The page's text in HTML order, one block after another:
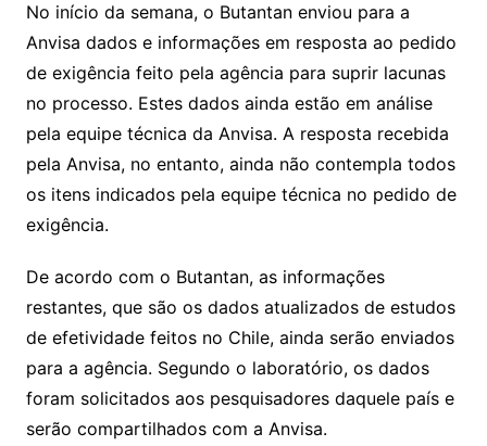
No início da semana, o Butantan enviou para a
Anvisa dados e informações em resposta ao pedido
de exigência feito pela agência para suprir lacunas
no processo. Estes dados ainda estão em análise
pela equipe técnica da Anvisa. A resposta recebida
pela Anvisa, no entanto, ainda não contempla todos
os itens indicados pela equipe técnica no pedido de
exigência.
De acordo com o Butantan, as informações
restantes, que são os dados atualizados de estudos
de efetividade feitos no Chile, ainda serão enviados
para a agência. Segundo o laboratório, os dados
foram solicitados aos pesquisadores daquele país e
serão compartilhados com a Anvisa.